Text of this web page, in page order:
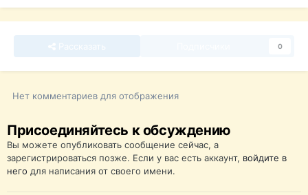
0
Нет комментариев для отображения
Присоединяйтесь к обсуждению
Вы можете опубликовать сообщение сейчас, а
зарегистрироваться позже. Если у вас есть аккаунт, войдите в
него для написания от своего имени.